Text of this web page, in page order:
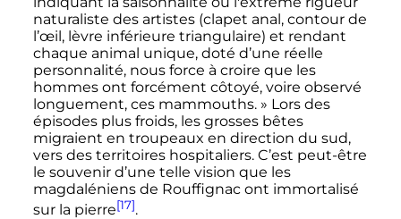
naturaliste des artistes (clapet anal, contour de
l’œil, lèvre inférieure triangulaire) et rendant
chaque animal unique, doté d’une réelle
personnalité, nous force à croire que les
hommes ont forcément côtoyé, voire observé
longuement, ces mammouths. » Lors des
épisodes plus froids, les grosses bêtes
migraient en troupeaux en direction du sud,
vers des territoires hospitaliers. C’est peut-être
le souvenir d’une telle vision que les
magdaléniens de Rouffignac ont immortalisé
sur la pierre[17].